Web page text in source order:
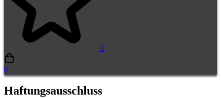
0
0
Haftungsausschluss